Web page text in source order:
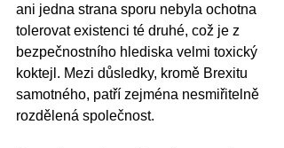
ani jedna strana sporu nebyla ochotna
tolerovat existenci té druhé, což je z
bezpečnostního hlediska velmi toxický
koktejl. Mezi důsledky, kromě Brexitu
samotného, patří zejména nesmiřitelně
rozdělená společnost.